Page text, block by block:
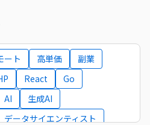
ート 高単価
副業
React
Go
AI
生成AI
データサイエンティスト